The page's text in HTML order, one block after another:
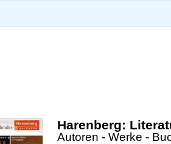
Harenberg:
Autoren - Werke -